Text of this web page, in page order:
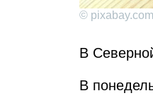
©
В
В